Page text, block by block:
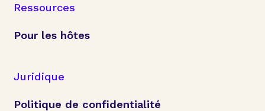
Ressources
Pour les hôtes
Juridique
Politique de confidentialité